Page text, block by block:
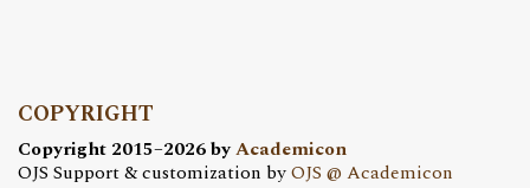
COPYRIGHT
Copyright 2015–2026 byAcademicon
OJS Support & customization byOJS @ Academicon